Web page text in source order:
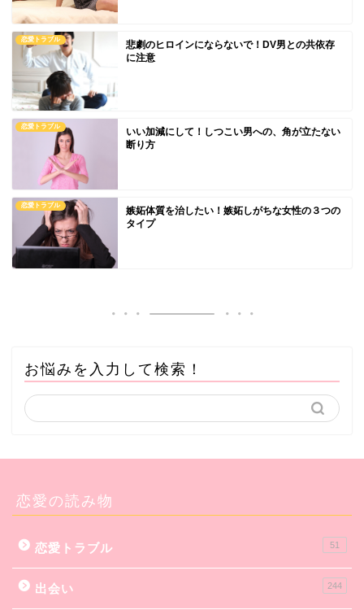
恋愛トラブル
悲劇のヒロインにならないで！DV男との共依存
に注意
恋愛トラブル
いい加減にして！しつこい男への、角が立たない
断り方
恋愛トラブル
嫉妬体質を治したい！嫉妬しがちな女性の３つの
タイプ
お悩みを入力して検索！
恋愛の読み物
恋愛トラブル 51
出会い 244